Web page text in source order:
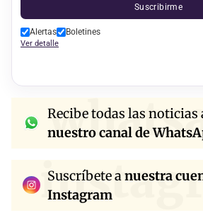
Suscribirme
Alertas Boletines
Ver detalle
Recibe todas las noticias
nuestro canal de
Suscríbete anuestra
Instagram